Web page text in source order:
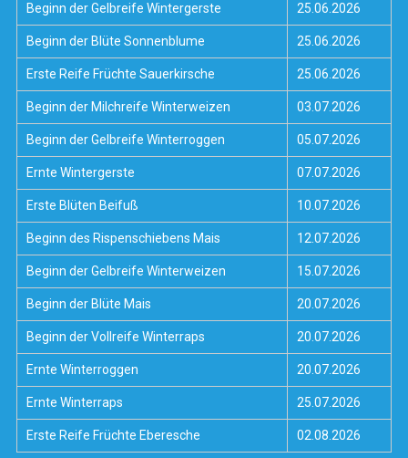
Beginn der Gelbreife Wintergerste 25.06.2026
Beginn der Blüte Sonnenblume 25.06.2026
Erste Reife Früchte Sauerkirsche 25.06.2026
Beginn der Milchreife Winterweizen 03.07.2026
Beginn der Gelbreife Winterroggen 05.07.2026
Ernte Wintergerste 07.07.2026
Erste Blüten Beifuß 10.07.2026
Beginn des Rispenschiebens Mais 12.07.2026
Beginn der Gelbreife Winterweizen 15.07.2026
Beginn der Blüte Mais 20.07.2026
Beginn der Vollreife Winterraps 20.07.2026
Ernte Winterroggen 20.07.2026
Ernte Winterraps 25.07.2026
Erste Reife Früchte Eberesche 02.08.2026